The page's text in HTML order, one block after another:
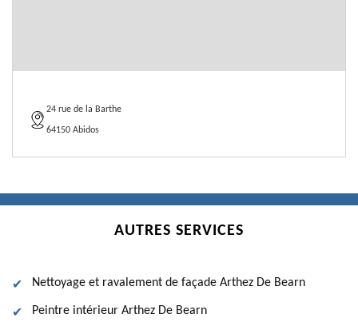
24 rue de la Barthe
64150 Abidos
AUTRES SERVICES
Nettoyage et ravalement de façade Arthez De Bearn
Peintre intérieur Arthez De Bearn